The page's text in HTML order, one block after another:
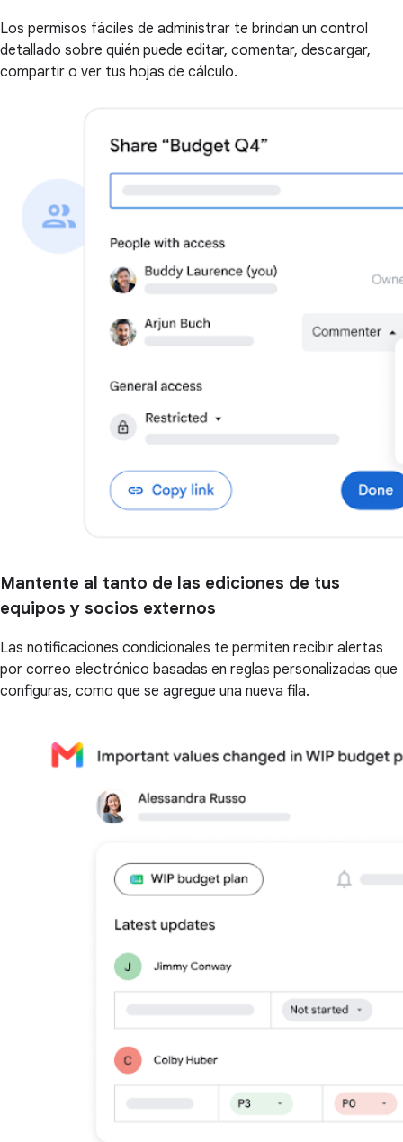
Los permisos fáciles de administrar te brindan un control
detallado sobre quién puede editar, comentar, descargar,
compartir o ver tus hojas de cálculo.
Mantente al tanto de las ediciones de tus
equipos y socios externos
Las notificaciones condicionales te permiten recibir alertas
por correo electrónico basadas en reglas personalizadas que
configuras, como que se agregue una nueva fila.